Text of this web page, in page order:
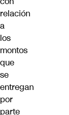
relación
a
los
montos
que
se
entregan
por
parte